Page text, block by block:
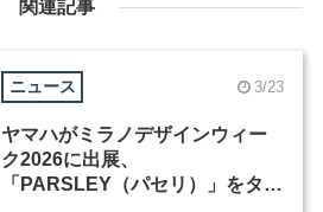
関連記事
ニュース 3/23
ヤマハがミラノデザインウィー
ク2026に出展、
「PARSLEY（パセリ）」をタイ